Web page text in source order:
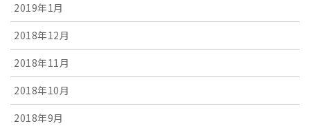
2019年1月
2018年12月
2018年11月
2018年10月
2018年9月